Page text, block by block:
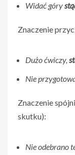
Widać góry
Znaczenie
Dużo ćwiczy,
Nie
Znaczenie
skutku):
Nie odebrano